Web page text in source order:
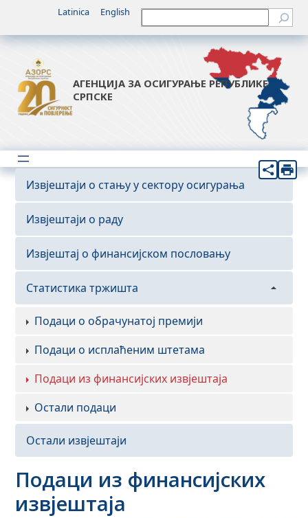
Latinica English Претрага
АГЕНЦИЈА ЗА ОСИГУРАЊЕ РЕПУБЛИКЕ
СРПСКЕ
Извјештаји о стању у сектору осигурања
Извјештаји о раду
Извјештај о финансијском пословању
Статистика тржишта
Подаци о обрачунатој премији
Подаци о исплаћеним штетама
Подаци из финансијских извјештаја
Остали подаци
Остали извјештаји
Подаци из финансијских
извјештаја